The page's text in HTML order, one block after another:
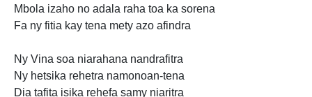
Mbola izaho no adala raha toa ka sorena
Fa ny fitia kay tena mety azo afindra
Ny Vina soa niarahana nandrafitra
Ny hetsika rehetra namonoan-tena
Dia tafita isika rehefa samy niaritra